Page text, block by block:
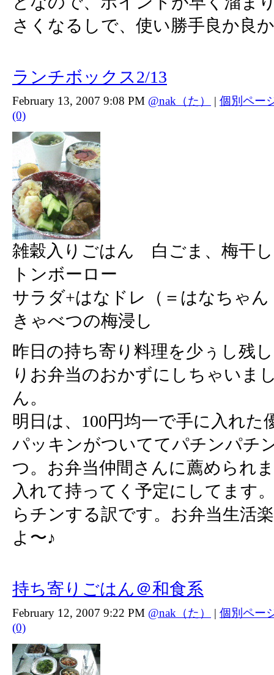
さくなるしで、使い勝手良か良
ランチボックス2/13
February 13, 2007 9:08 PM @nak（た） | 個別ペー
(0)
雑穀入りごはん 白ごま、梅干し
トンボーロー
サラダ+はなドレ（＝はなちゃ
きゃべつの梅浸し
昨日の持ち寄り料理を少ぅし残
りお弁当のおかずにしちゃいま
ん。
明日は、100円均一で手に入れ
パッキンがついててパチンパチ
つ。お弁当仲間さんに薦められ
入れて持ってく予定にしてます
らチンする訳です。お弁当生活
よ〜♪
持ち寄りごはん＠和食系
February 12, 2007 9:22 PM @nak（た） | 個別ペー
(0)